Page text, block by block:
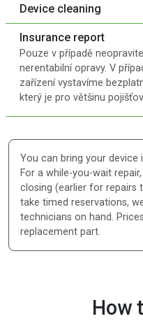
Device cleaning
Insurance report
Pouze v případě
nerentabilní opravy. V
zařízení vystavíme
který je pro většinu
You can bring your device
For a while-you-wait
closing (earlier for repairs
take timed reservations,
technicians on hand.
replacement part.
How